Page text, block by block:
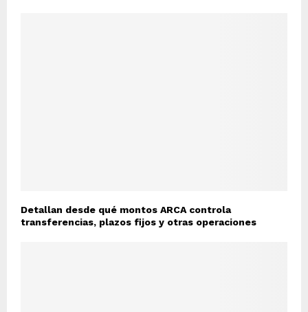
Detallan desde qué montos ARCA controla
transferencias, plazos fijos y otras operaciones